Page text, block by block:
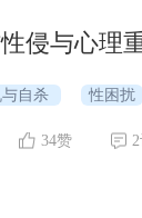
侵与心理
自杀 性困扰
34赞